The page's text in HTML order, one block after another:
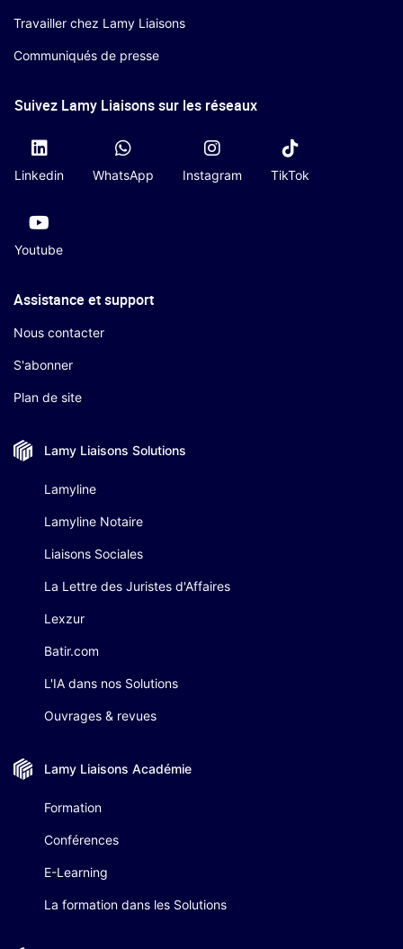
Travailler chez Lamy Liaisons
Communiqués de presse
Suivez Lamy Liaisons sur les réseaux
Linkedin WhatsApp Instagram TikTok
Youtube
Assistance et support
Nous contacter
S'abonner
Plan de site
Lamy Liaisons Solutions
Lamyline
Lamyline Notaire
Liaisons Sociales
La Lettre des Juristes d'Affaires
Lexzur
Batir.com
L'IA dans nos Solutions
Ouvrages & revues
Lamy Liaisons Académie
Formation
Conférences
E-Learning
La formation dans les Solutions